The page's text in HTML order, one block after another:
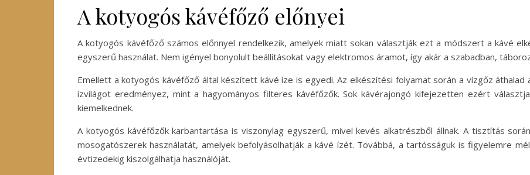
A kotyogós kávéfőző előnyei
A kotyogós kávéfőző számos előnnyel rendelkezik, amelyek miatt sokan választják ezt a módszert a kávé
egyszerű használat. Nem igényel bonyolult beállításokat vagy elektromos áramot, így akár a szabadban,
Emellett a kotyogós kávéfőző által készített kávé íze is egyedi. Az elkészítési folyamat során a vízgőz áthalad
ízvilágot eredményez, mint a hagyományos filteres kávéfőzők. Sok kávérajongó kifejezetten ezért
kiemelkednek.
A kotyogós kávéfőzők karbantartása is viszonylag egyszerű, mivel kevés alkatrészből állnak. A tisztítás
mosogatószerek használatát, amelyek befolyásolhatják a kávé ízét. Továbbá, a tartósságuk is figyelemre
évtizedekig kiszolgálhatja használóját.